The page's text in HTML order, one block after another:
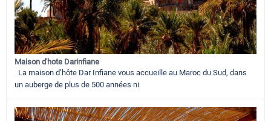
Maison d'hote Darinfiane
La maison d’hôte Dar Infiane vous accueille au Maroc du Sud, dans
un auberge de plus de 500 années ni